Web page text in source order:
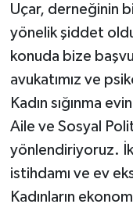
Uçar, derneğinin
yönelik şiddet
konuda bize
avukatımız ve
Kadın sığınma
Aile ve Sosyal
yönlendiriyoruz.
istihdamı ve ev
Kadınların